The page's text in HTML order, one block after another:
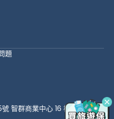
題
智群商業中心 16 樓